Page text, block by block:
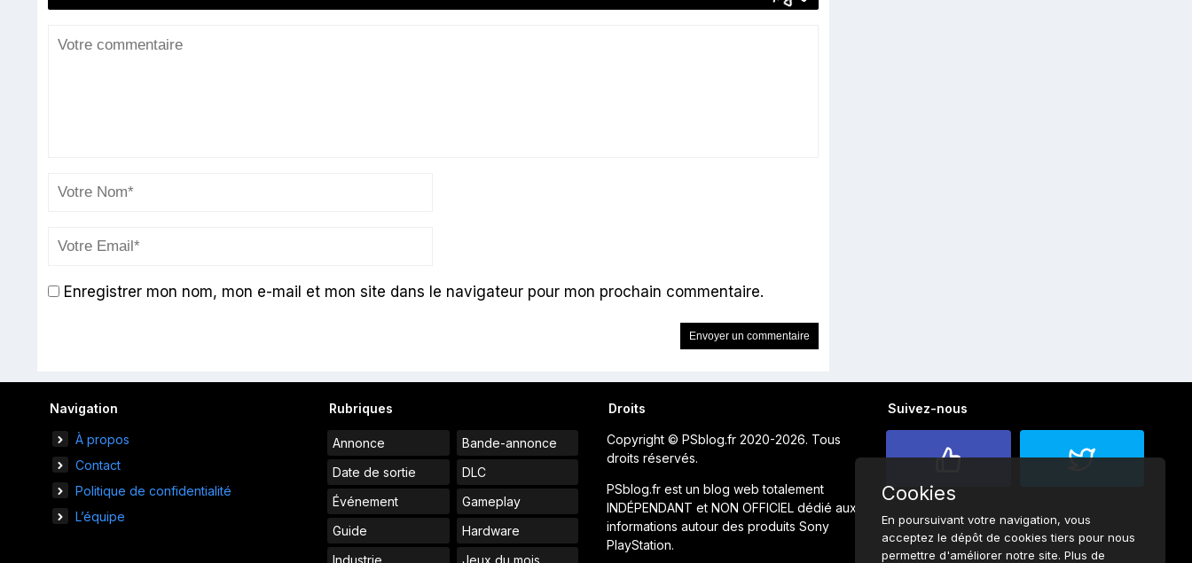
Enregistrer mon nom, mon e-mail et mon site dans le navigateur pour mon prochain commentaire.
Navigation
À propos
Contact
Politique de confidentialité
L’équipe
Rubriques
Annonce
Bande-annonce
Date de sortie
DLC
Événement
Gameplay
Guide
Hardware
Industrie
Jeux du mois
Droits
Copyright © PSblog.fr 2020-2026. Tous
droits réservés.
PSblog.fr est un blog web totalement
INDÉPENDANT et NON OFFICIEL dédié aux
informations autour des produits Sony
PlayStation.
Suivez-nous
Cookies
En poursuivant votre navigation, vous
acceptez le dépôt de cookies tiers pour nous
permettre d'améliorer notre site. Plus de